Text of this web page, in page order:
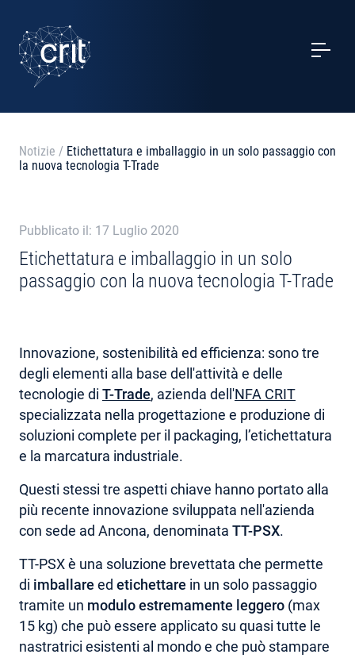
SERVIZI
CASI STUDIO
NOTIZIE
CHI SIAMO
AREA RISERVATA
Notizie / Etichettatura e imballaggio in un solo passaggio con
la nuova tecnologia T-Trade
Pubblicato il: 17 Luglio 2020
Etichettatura e imballaggio in un solo
passaggio con la nuova tecnologia T-Trade
Innovazione, sostenibilità ed efficienza: sono tre
degli elementi alla base dell'attività e delle
tecnologie di T-Trade, azienda dell'NFA CRIT
specializzata nella progettazione e produzione di
soluzioni complete per il packaging, l’etichettatura
e la marcatura industriale.
Questi stessi tre aspetti chiave hanno portato alla
più recente innovazione sviluppata nell'azienda
con sede ad Ancona, denominata TT-PSX.
TT-PSX è una soluzione brevettata che permette
di imballare ed etichettare in un solo passaggio
tramite un modulo estremamente leggero (max
15 kg) che può essere applicato su quasi tutte le
nastratrici esistenti al mondo e che può stampare